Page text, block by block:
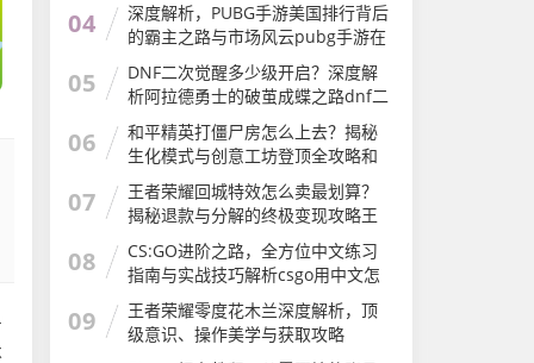
04
深度解析，PUBG手游美国排行背后
的霸主之路与市场风云pubg手游在
国外火吗
05
DNF二次觉醒多少级开启？深度解
析阿拉德勇士的破茧成蝶之路dnf二
次觉醒几级
06
和平精英打僵尸房怎么上去？揭秘
生化模式与创意工坊登顶全攻略和
平精英打僵尸房怎么上去的
07
王者荣耀回城特效怎么卖最划算？
揭秘退款与分解的终极变现攻略王
者荣耀怎么卖回城特效皮肤
08
CS:GO进阶之路，全方位中文练习
指南与实战技巧解析csgo用中文怎
么说
09
王者荣耀零度花木兰深度解析，顶
级意识、操作美学与获取攻略